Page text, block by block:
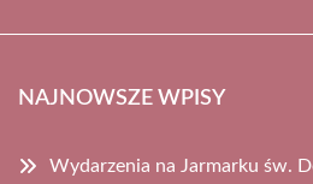
NAJNOWSZE WPISY
Wydarzenia na Jarmarku św.